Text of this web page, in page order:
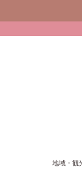
地域・観